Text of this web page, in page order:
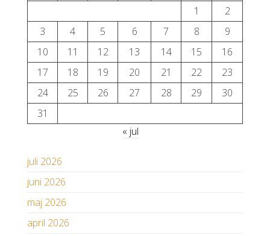
1
2
3
4 5 6 7 8
9
10
11 12 13 14 15
16
17
18 19 20 21 22
23
24
25 26 27 28 29
30
31
« jul
juli 2026
juni 2026
maj 2026
april 2026